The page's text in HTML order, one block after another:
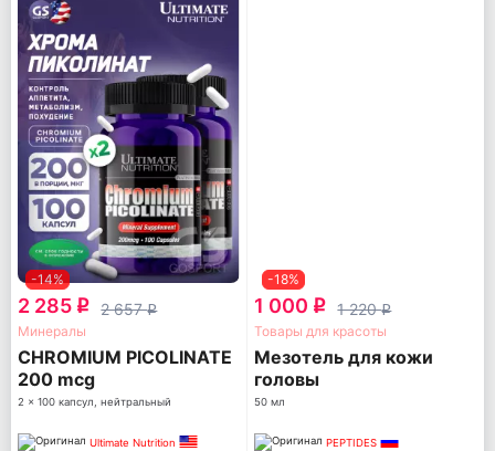
-14%
2 285 q 2 657q
Минералы
CHROMIUM PICOLINATE
200 mcg
2 x 100 капсул, нейтральный
Ultimate Nutrition
-18%
1 000 q 1 220q
Товары для красоты
Мезотель для кожи
головы
50 мл
PEPTIDES